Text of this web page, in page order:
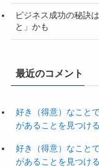
ビジネス成功の秘訣
と」かも
最近のコメント
好き（得意）なこと
があることを見つける
好き（得意）なこと
があることを見つける